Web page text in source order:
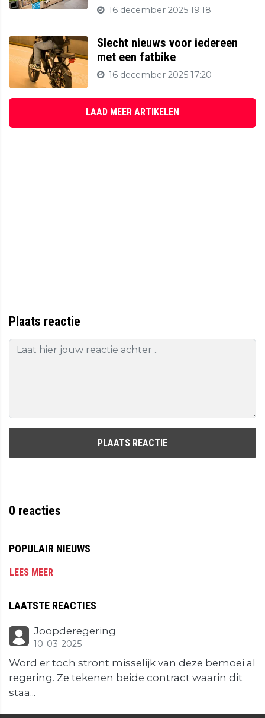
16 december 2025 19:18
Slecht nieuws voor iedereen
met een fatbike
16 december 2025 17:20
LAAD MEER ARTIKELEN
Plaats reactie
PLAATS REACTIE
0 reacties
POPULAIR NIEUWS
LEES MEER
LAATSTE REACTIES
Joopderegering
10-03-2025
Word er toch stront misselijk van deze bemoei al
regering. Ze tekenen beide contract waarin dit
staa...